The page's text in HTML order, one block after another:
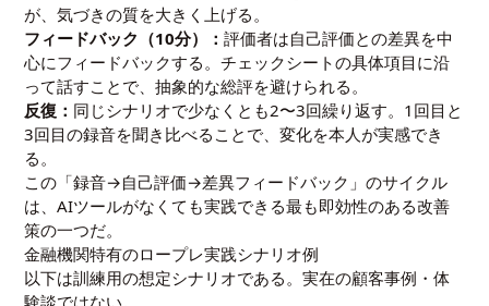
が、気づきの質を大きく上げる。
フィードバック（10分）：評価者は自己評価との差異を中
心にフィードバックする。チェックシートの具体項目に沿
って話すことで、抽象的な総評を避けられる。
反復： 同じシナリオで少なくとも2〜3回繰り返す。1回目と
3回目の録音を聞き比べることで、変化を本人が実感でき
る。
この「録音→自己評価→差異フィードバック」のサイクル
は、AIツールがなくても実践できる最も即効性のある改善
策の一つだ。
金融機関特有のロープレ実践シナリオ例
以下は訓練用の想定シナリオである。実在の顧客事例・体